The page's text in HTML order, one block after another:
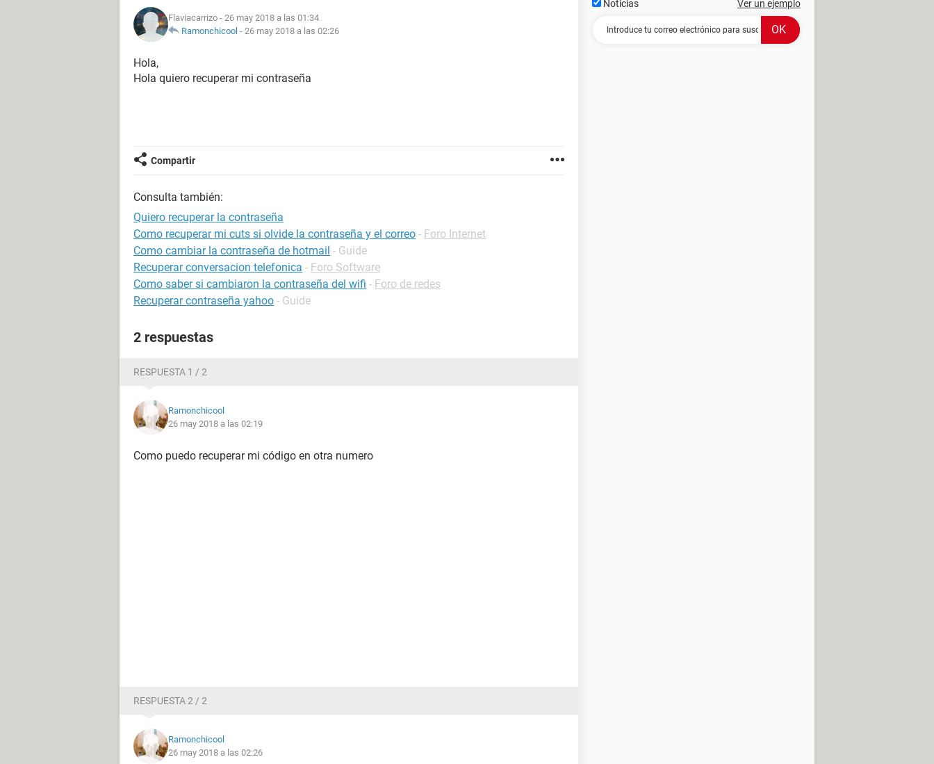
Flaviacarrizo - 26 may 2018 a las 01:34
Ramonchicool - 26 may 2018 a las 02:26
Hola,
Hola quiero recuperar mi contraseña
Compartir
Consulta también:
Quiero recuperar la contraseña
Como recuperar mi cuts si olvide la contraseña y el correo - Foro Internet
Como cambiar la contraseña de hotmail - Guide
Recuperar conversacion telefonica - Foro Software
Como saber si cambiaron la contraseña del wifi - Foro de redes
Recuperar contraseña yahoo - Guide
2 respuestas
RESPUESTA 1 / 2
Ramonchicool
26 may 2018 a las 02:19
Como puedo recuperar mi código en otra numero
RESPUESTA 2 / 2
Ramonchicool
26 may 2018 a las 02:26
Noticias Ver un ejemplo